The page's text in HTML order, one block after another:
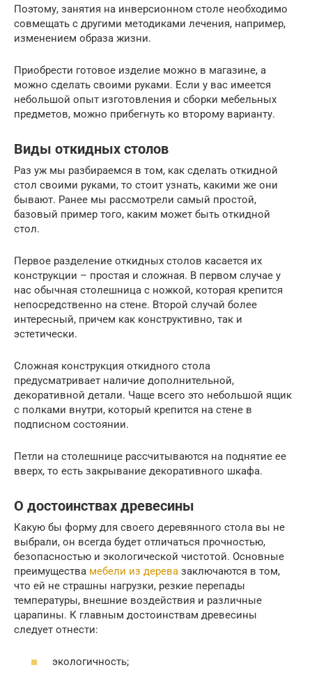
Поэтому, занятия на инверсионном столе необходимо
совмещать с другими методиками лечения, например,
изменением образа жизни.
Приобрести готовое изделие можно в магазине, а
можно сделать своими руками. Если у вас имеется
небольшой опыт изготовления и сборки мебельных
предметов, можно прибегнуть ко второму варианту.
Виды откидных столов
Раз уж мы разбираемся в том, как сделать откидной
стол своими руками, то стоит узнать, какими же они
бывают. Ранее мы рассмотрели самый простой,
базовый пример того, каким может быть откидной
стол.
Первое разделение откидных столов касается их
конструкции – простая и сложная. В первом случае у
нас обычная столешница с ножкой, которая крепится
непосредственно на стене. Второй случай более
интересный, причем как конструктивно, так и
эстетически.
Сложная конструкция откидного стола
предусматривает наличие дополнительной,
декоративной детали. Чаще всего это небольшой ящик
с полками внутри, который крепится на стене в
подписном состоянии.
Петли на столешнице рассчитываются на поднятие ее
вверх, то есть закрывание декоративного шкафа.
О достоинствах древесины
Какую бы форму для своего деревянного стола вы не
выбрали, он всегда будет отличаться прочностью,
безопасностью и экологической чистотой. Основные
преимущества мебели из дерева заключаются в том,
что ей не страшны нагрузки, резкие перепады
температуры, внешние воздействия и различные
царапины. К главным достоинствам древесины
следует отнести:
экологичность;